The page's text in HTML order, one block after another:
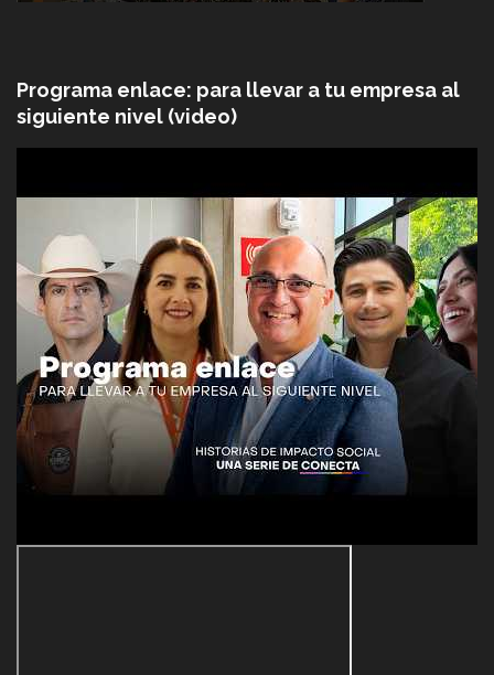
Programa enlace: para llevar a tu empresa al
siguiente nivel (video)